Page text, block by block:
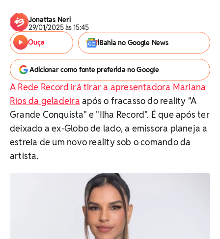
Jonattas Neri
29/01/2025 às 15:45
Ouça
iBahia no Google News
Adicionar como fonte preferida no Google
A Rede Record irá tirar a apresentadora Mariana
Rios da geladeira após o fracasso do reality "A
Grande Conquista" e "Ilha Record". É que após ter
deixado a ex-Globo de lado, a emissora planeja a
estreia de um novo reality sob o comando da
artista.